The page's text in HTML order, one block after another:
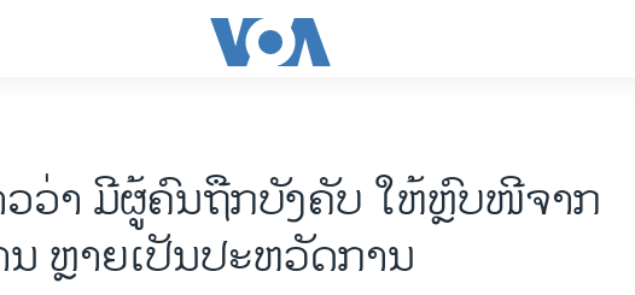
ວ່າ ມີຜູ້ຄົນຖືກບັງຄັບ ໃຫ້ຫຼົບໜີຈາກ
ນ ຫຼາຍເປັນປະຫວັດການ